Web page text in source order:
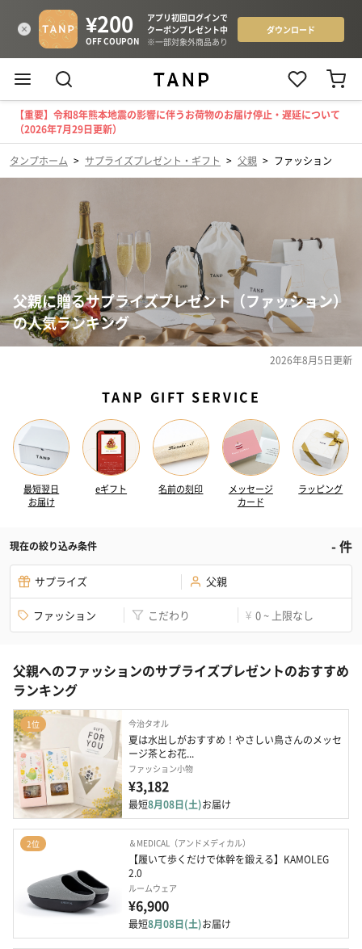
【重要】令和8年熊本地震の影響に伴うお荷物のお届け停止・遅延について
（2026年7月29日更新）
タンプホーム > サプライズプレゼント・ギフト > 父親 > ファッション
父親に贈るサプライズプレゼント（ファッション）
の人気ランキング
2026年8月5日更新
TANP GIFT SERVICE
最短翌日
お届け
eギフト 名前の刻印
メッセージ
カード
ラッピング
現在の絞り込み条件 -件
サプライズ 父親
ファッション こだわり ¥ 0 ~ 上限なし
父親へのファッションのサプライズプレゼントのおすすめ
ランキング
1位 今治タオル
夏は水出しがおすすめ！やさしい鳥さんのメッセ
ージ茶とお花...
ファッション小物
¥3,182
最短8月08日(土)お届け
2位 ＆MEDICAL（アンドメディカル）
【履いて歩くだけで体幹を鍛える】KAMOLEG
2.0
ルームウェア
¥6,900
最短8月08日(土)お届け